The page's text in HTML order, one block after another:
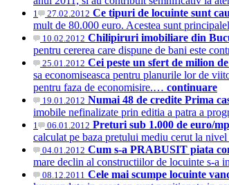
1 27.02.2012 Ce tipuri de locuinte sunt
mult de 80.000 euro. Acestea sunt
10.02.2012 Chilipiruri imobiliare din
pentru cererea care dispune de bani este
25.01.2012 Cei peste un sfert de milion
sa economiseasca pentru planurile lor de
pentru faza de economisire.… continuare
19.01.2012 Numai 48 de credite Prima
imobile nefinalizate prin editia a patra a
1 06.01.2012 Preturi sub 1.000 de euro/
calculat pe baza pretului mediu cerut la
04.01.2012 Cum s-a PRABUSIT piata
mare declin al constructiilor de locuinte s-
08.12.2011 Cele mai scumpe locuinte